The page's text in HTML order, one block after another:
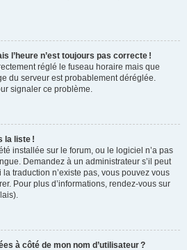
l’heure n’est toujours pas correcte !
réglé le fuseau horaire mais que
du serveur est probablement déréglée.
signaler ce problème.
la liste !
installée sur le forum, ou le logiciel n’a pas
Demandez à un administrateur s’il peut
traduction n’existe pas, vous pouvez vous
Pour plus d’informations, rendez-vous sur
à côté de mon nom d’utilisateur ?